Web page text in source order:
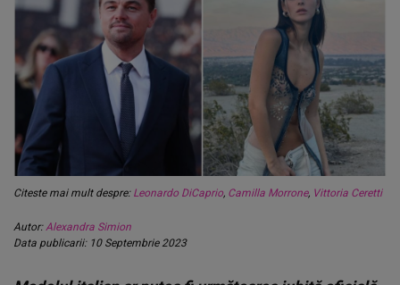
Citeste mai mult despre: Leonardo DiCaprio, Camilla Morrone, Vittoria Ceretti
Autor:Alexandra Simion
Data publicarii: 10 Septembrie 2023